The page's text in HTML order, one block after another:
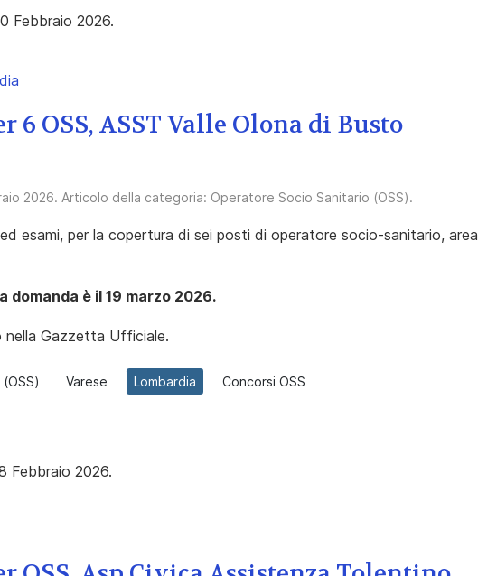
Febbraio 2026.
6 OSS, ASST Valle Olona di Busto
2026. Articolo della categoria: Operatore Socio Sanitario (OSS).
esami, per la copertura di sei posti di operatore socio-sanitario, area
domanda è il 19 marzo 2026.
Gazzetta Ufficiale.
Varese Lombardia Concorsi OSS
Febbraio 2026.